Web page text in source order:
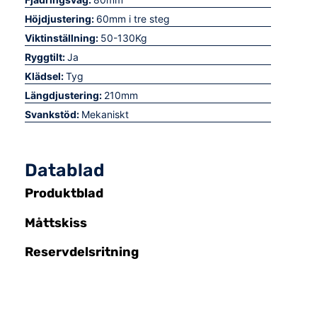
Höjdjustering: 60mm i tre steg
Viktinställning: 50-130Kg
Ryggtilt:Ja
Klädsel:Tyg
Längdjustering: 210mm
Svankstöd: Mekaniskt
Datablad
Produktblad
Måttskiss
Reservdelsritning